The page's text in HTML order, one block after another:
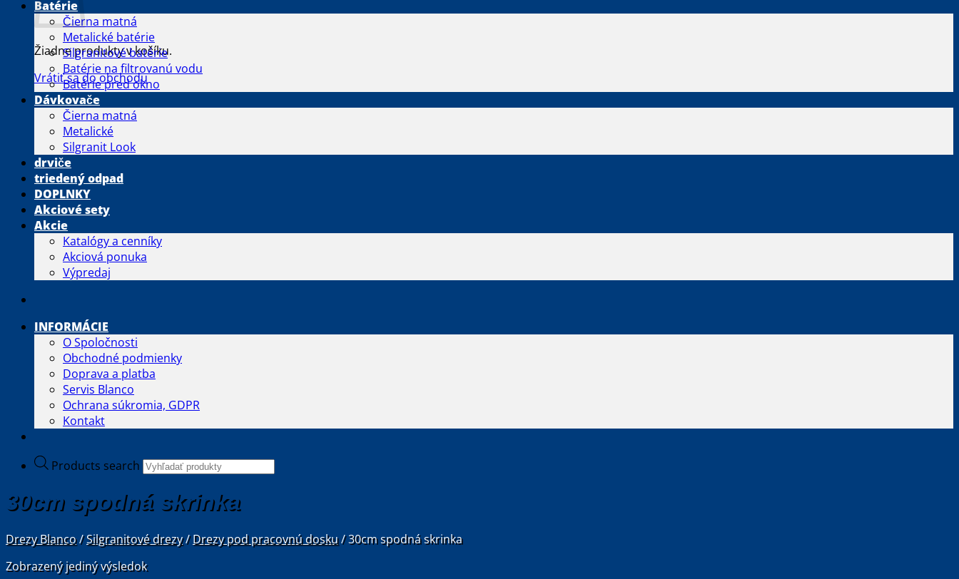
Žiadne produkty v košíku.
Vrátiť sa do obchodu
Batérie
Čierna matná
Metalické batérie
Silgranitové batérie
Batérie na filtrovanú vodu
Batérie pred okno
Dávkovače
Čierna matná
Metalické
Silgranit Look
drviče
triedený odpad
DOPLNKY
Akciové sety
Akcie
Katalógy a cenníky
Akciová ponuka
Výpredaj
INFORMÁCIE
O Spoločnosti
Obchodné podmienky
Doprava a platba
Servis Blanco
Ochrana súkromia, GDPR
Kontakt
Products search
30cm spodná skrinka
Drezy Blanco/Silgranitové drezy/ Drezy pod pracovnú dosku/30cm spodná skrinka
Zobrazený jediný výsledok